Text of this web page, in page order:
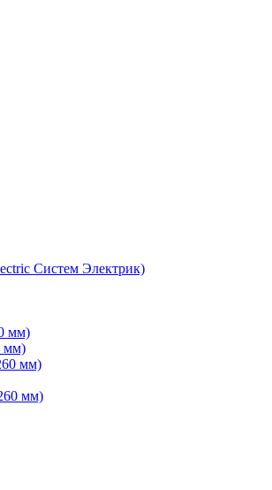
Систем Электрик)
мм)
мм)
мм)
мм)